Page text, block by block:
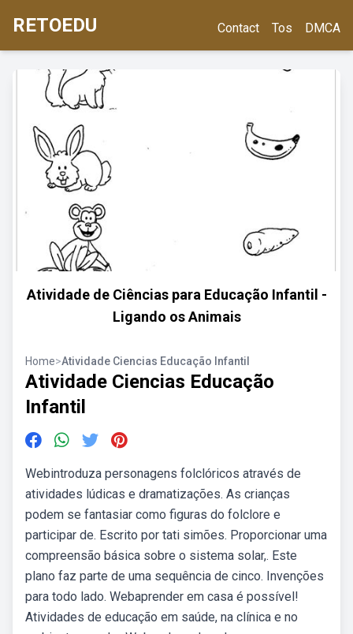
RETOEDU Contact Tos DMCA
Atividade de Ciências para Educação Infantil -
Ligando os Animais
Home>Atividade Ciencias Educação Infantil
Atividade Ciencias Educação
Infantil
Webintroduza personagens folclóricos através de
atividades lúdicas e dramatizações. As crianças
podem se fantasiar como figuras do folclore e
participar de. Escrito por tati simões. Proporcionar uma
compreensão básica sobre o sistema solar,. Este
plano faz parte de uma sequência de cinco. Invenções
para todo lado. Webaprender em casa é possível!
Atividades de educação em saúde, na clínica e no